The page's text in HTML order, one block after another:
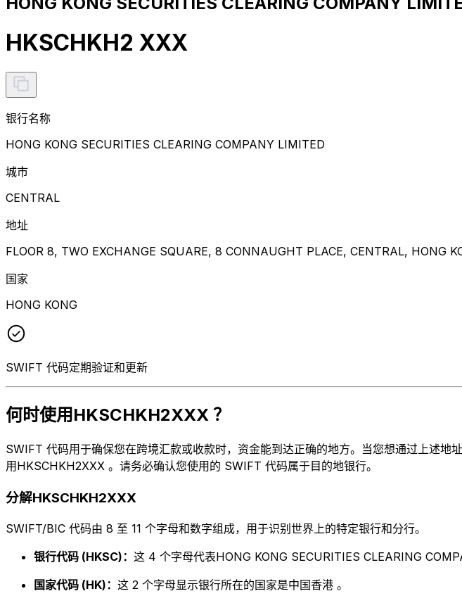
HKSCHKH2 XXX
银行名称
HONG KONG SECURITIES CLEARING COMPANY LIMITED
城市
CENTRAL
地址
FLOOR 8, TWO EXCHANGE SQUARE, 8 CONNAUGHT PLACE, CENTRAL, HONG
国家
HONG KONG
SWIFT 代码定期验证和更新
何时使用HKSCHKH2XXX ？
SWIFT 代码用于确保您在跨境汇款或收款时，资金能到达正确的地方。当您想通过上述
用HKSCHKH2XXX 。请务必确认您使用的 SWIFT 代码属于目的地银行。
分解HKSCHKH2XXX
SWIFT/BIC 代码由 8 至 11 个字母和数字组成，用于识别世界上的特定银行和分行。
银行代码 (HKSC)： 这 4 个字母代表HONG KONG SECURITIES CLEARING
国家代码 (HK)： 这 2 个字母显示银行所在的国家是中国香港 。